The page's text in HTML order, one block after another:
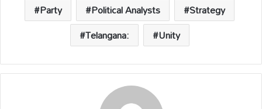
Party
Political Analysts
Strategy
Telangana:
Unity